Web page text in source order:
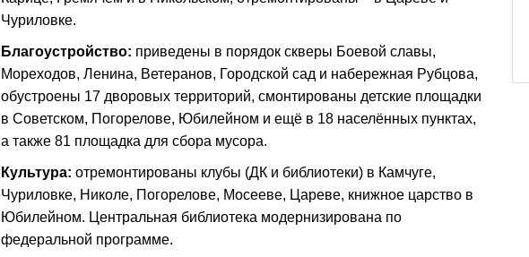
Чуриловке.
Благоустройство: приведены в порядок скверы Боевой славы,
Мореходов, Ленина, Ветеранов, Городской сад и набережная Рубцова,
обустроены 17 дворовых территорий, смонтированы детские площадки
в Советском, Погорелове, Юбилейном и ещё в 18 населённых пунктах,
а также 81 площадка для сбора мусора.
Культура: отремонтированы клубы (ДК и библиотеки) в Камчуге,
Чуриловке, Николе, Погорелове, Мосееве, Цареве, книжное царство в
Юбилейном. Центральная библиотека модернизирована по
федеральной программе.